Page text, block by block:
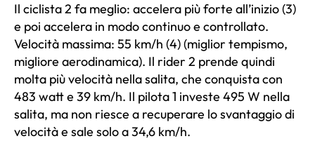
Il ciclista 2 fa meglio: accelera più forte all’inizio (3)
e poi accelera in modo continuo e controllato.
Velocità massima: 55 km/h (4) (miglior tempismo,
migliore aerodinamica). Il rider 2 prende quindi
molta più velocità nella salita, che conquista con
483 watt e 39 km/h. Il pilota 1 investe 495 W nella
salita, ma non riesce a recuperare lo svantaggio di
velocità e sale solo a 34,6 km/h.